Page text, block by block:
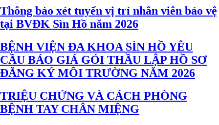
Thông báo xét tuyển vị trí nhân viên bảo vệ
tại BVĐK Sìn Hồ năm 2026
BỆNH VIỆN ĐA KHOA SÌN HỒ YÊU
CẦU BÁO GIÁ GÓI THẦU LẬP HỒ SƠ
ĐĂNG KÝ MÔI TRƯỜNG NĂM 2026
TRIỆU CHỨNG VÀ CÁCH PHÒNG
BỆNH TAY CHÂN MIỆNG